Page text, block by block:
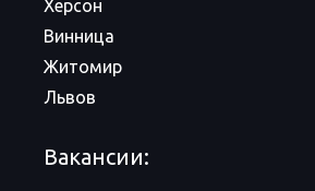
Херсон
Винница
Житомир
Львов
Вакансии: